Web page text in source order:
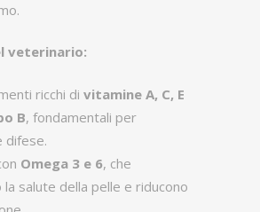
veterinario:
ricchi di vitamine A, C, E
B, fondamentali per
difese.
Omega 3 e 6, che
salute della pelle e riducono